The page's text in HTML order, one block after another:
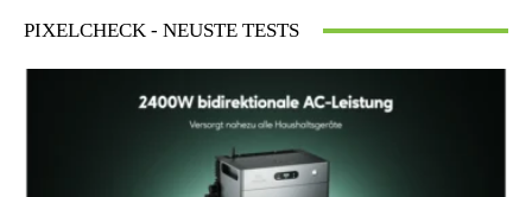
PIXELCHECK - NEUSTE TESTS